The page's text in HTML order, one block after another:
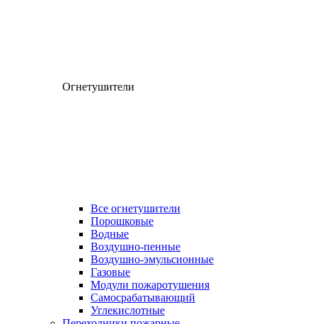
Огнетушители
Все огнетушители
Порошковые
Водные
Воздушно-пенные
Воздушно-эмульсионные
Газовые
Модули пожаротушения
Самосрабатывающий
Углекислотные